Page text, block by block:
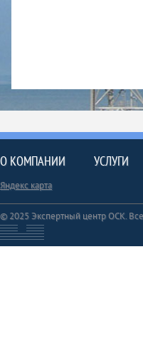
О КОМПАНИИ УСЛУГИ
Яндекс карта
© 2025 Экспертный центр ОСК.